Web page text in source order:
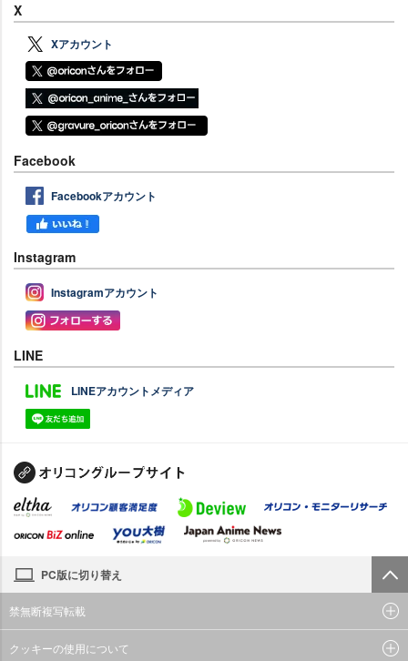
X
Xアカウント
Facebook
Facebookアカウント
Instagram
Instagramアカウント
LINE
LINEアカウントメディア
PC版に切り替え
禁無断複写転載
クッキーの使用について